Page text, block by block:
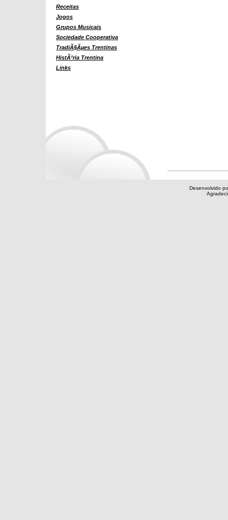
Receitas
Jogos
Grupos Musicais
Sociedade Cooperativa
TradiÃ§Ãµes Trentinas
HistÃ³ria Trentina
Links
Desenvolvido